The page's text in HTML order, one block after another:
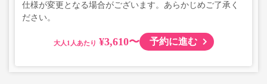
仕様が変更となる場合がございます。あらかじめご了承く
ださい。
大人 ¥3,610〜 予約に進む